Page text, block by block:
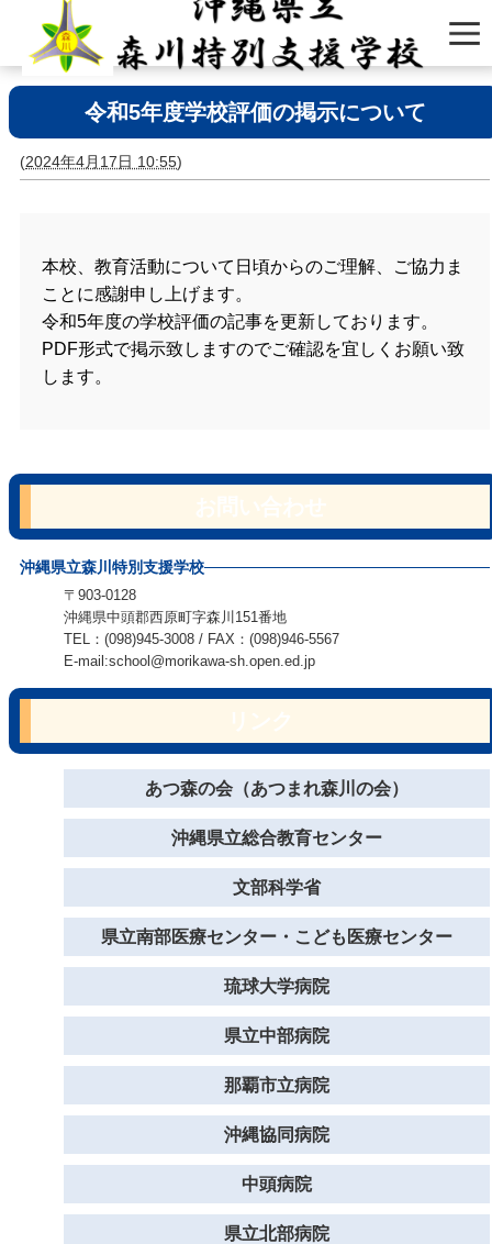
令和5年度学校評価の掲示について
(2024年4月17日 10:55)
本校、教育活動について日頃からのご理解、ご協力ま
ことに感謝申し上げます。
令和5年度の学校評価の記事を更新しております。
PDF形式で掲示致しますのでご確認を宜しくお願い致
します。
沖縄県立森川特別支援学校
〒903-0128
沖縄県中頭郡西原町字森川151番地
TEL：(098)945-3008 / FAX：(098)946-5567
E-mail:school@morikawa-sh.open.ed.jp
あつ森の会（あつまれ森川の会）
沖縄県立総合教育センター
文部科学省
県立南部医療センター・こども医療センター
琉球大学病院
県立中部病院
那覇市立病院
沖縄協同病院
中頭病院
県立北部病院